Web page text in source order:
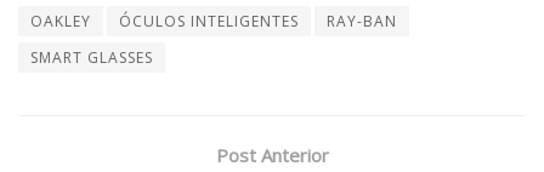
OAKLEY
ÓCULOS INTELIGENTES
RAY-BAN
SMART GLASSES
Post Anterior